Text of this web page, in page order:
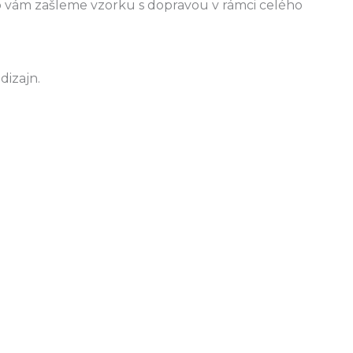
zašleme vzorku s dopravou v rámci celého